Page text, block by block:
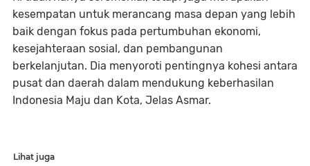
kesempatan untuk merancang masa depan yang lebih
baik dengan fokus pada pertumbuhan ekonomi,
kesejahteraan sosial, dan pembangunan
berkelanjutan. Dia menyoroti pentingnya kohesi antara
pusat dan daerah dalam mendukung keberhasilan
Indonesia Maju dan Kota, Jelas Asmar.
Lihat juga